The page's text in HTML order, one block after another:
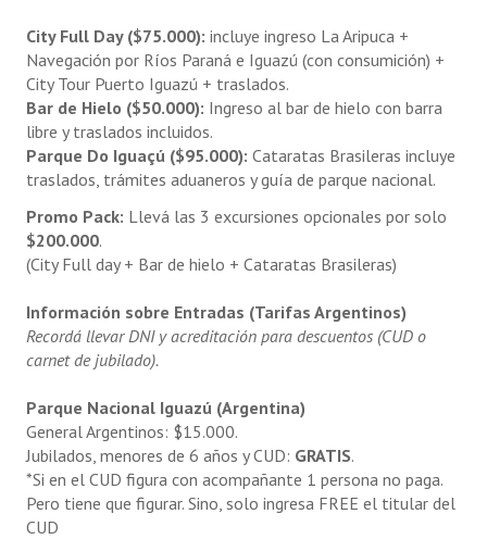
City Full Day ($75.000): incluye ingreso La Aripuca +
Navegación por Ríos Paraná e Iguazú (con consumición) +
City Tour Puerto Iguazú + traslados.
Bar de Hielo ($50.000): Ingreso al bar de hielo con barra
libre y traslados incluidos.
Parque Do Iguaçú ($95.000): Cataratas Brasileras incluye
traslados, trámites aduaneros y guía de parque nacional.
Promo Pack: Llevá las 3 excursiones opcionales por solo
$200.000.
(City Full day + Bar de hielo + Cataratas Brasileras)
Información sobre Entradas (Tarifas Argentinos)
Recordá llevar DNI y acreditación para descuentos (CUD o
carnet de jubilado).
Parque Nacional Iguazú (Argentina)
General Argentinos: $15.000.
Jubilados, menores de 6 años y CUD: GRATIS.
*Si en el CUD figura con acompañante 1 persona no paga.
Pero tiene que figurar. Sino, solo ingresa FREE el titular del
CUD